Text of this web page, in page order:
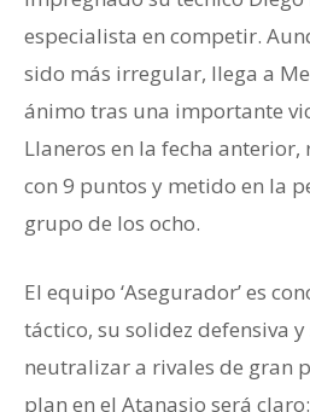
especialista en competir.
sido más irregular, llega a
ánimo tras una importante
Llaneros en la fecha
con 9 puntos y metido en la
grupo de los ocho.
El equipo ‘Asegurador’ es
táctico, su solidez defensiva
neutralizar a rivales de gran
plan en el Atanasio será